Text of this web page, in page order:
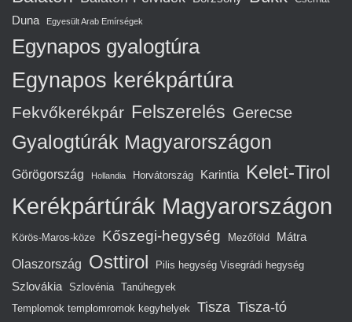
Duna Egyesült Arab Emírségek
Egynapos gyalogtúra
Egynapos kerékpártúra
Fekvőkerékpár Felszerelés Gerecse
Gyalogtúrák Magyarországon
Görögország Hollandia Horvátország Karintia Kelet-Tirol
Kerékpártúrák Magyarországon
Körös-Maros-köze Kőszegi-hegység Mezőföld Mátra
Olaszország Osttirol Pilis hegység Visegrádi hegység
Szlovákia Szlovénia Tanúhegyek
Templomok templomromok kegyhelyek Tisza Tisza-tó